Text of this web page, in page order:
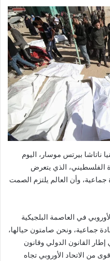
ناتاشا بيرتس موسار، اليوم
الفلسطيني، الذي يتعرض
جماعية، وأن العالم يلتزم الصمت
في العاصمة البلجيكية
جماعية، ونحن صامتون حيالها،
القانون الدولي وقانون
من الاتحاد الأوروبي تجاه